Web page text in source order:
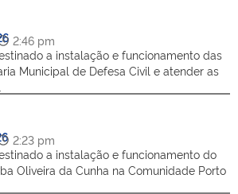
2:46 pm
a instalação e funcionamento das
Municipal de Defesa Civil e atender as
2:23 pm
a instalação e funcionamento do
Oliveira da Cunha na Comunidade Porto